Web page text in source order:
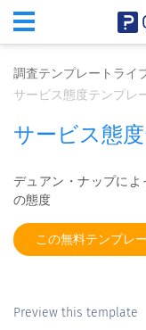
調査テンプレートライ
サービス態度テンプレ
サービス態
デュアン・ナップに
の態度
この無料テンプレ
Preview this template